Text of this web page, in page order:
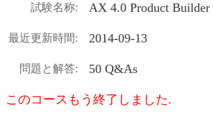
試験名称: AX 4.0 Product Builder
最近更新時間: 2014-09-13
問題と解答: 50 Q&As
このコースもう終了しました.